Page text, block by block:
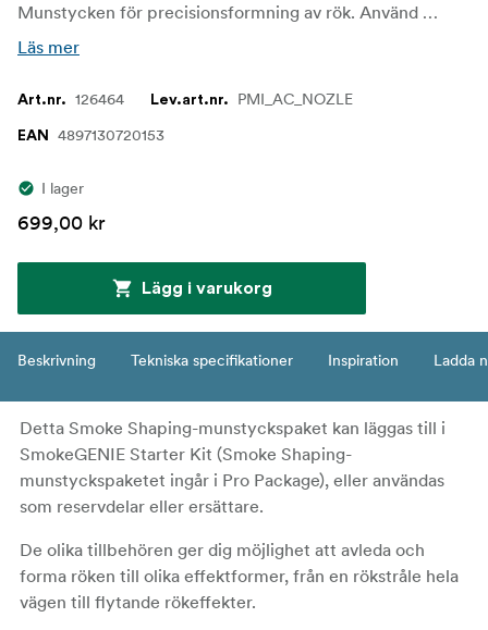
Munstycken för precisionsformning av rök. Använd de olika munstyckena för att forma och producera olika typer av rök.
Läs mer
Art.nr. 126464 Lev.art.nr. PMI_AC_NOZLE
EAN 4897130720153
I lager
699,00 kr
Lägg i varukorg
Beskrivning Tekniska specifikationer Inspiration Ladda
Detta Smoke Shaping-munstyckspaket kan läggas till i
SmokeGENIE Starter Kit (Smoke Shaping-
munstyckspaketet ingår i Pro Package), eller användas
som reservdelar eller ersättare.
De olika tillbehören ger dig möjlighet att avleda och
forma röken till olika effektformer, från en rökstråle hela
vägen till flytande rökeffekter.